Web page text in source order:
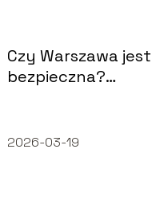
Czy Warszawa jest
bezpieczna?
wskazówki
2026-03-19